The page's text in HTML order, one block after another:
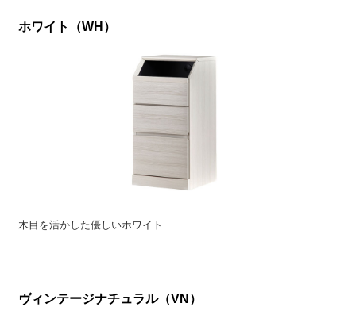
ホワイト（WH）
木目を活かした優しいホワイト
ヴィンテージナチュラル（VN）